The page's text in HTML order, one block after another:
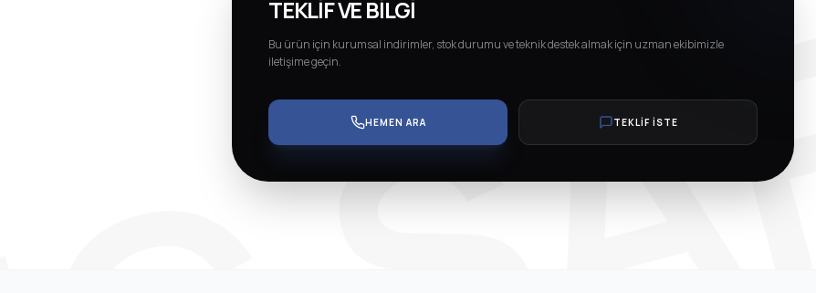
TEKLIF VE BILGI
Bu ürün için kurumsal indirimler, stok durumu ve teknik destek almak için uzman ekibimizle
iletişime geçin.
HEMEN ARA TEKLİF İSTE